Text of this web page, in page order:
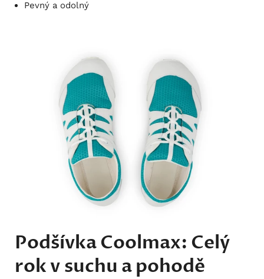
Pevný a odolný
Podšívka Coolmax: Celý
rok v suchu a pohodě